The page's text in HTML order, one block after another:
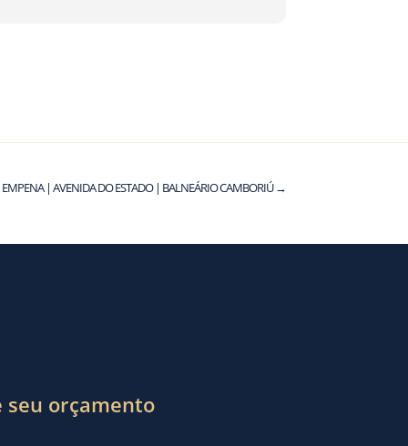
EMPENA | AVENIDA DO ESTADO | BALNEÁRIO CAMBORIÚ→
seu orçamento